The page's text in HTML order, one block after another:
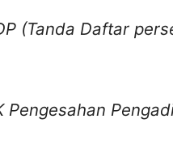
(Tanda Daftar
Pengesahan